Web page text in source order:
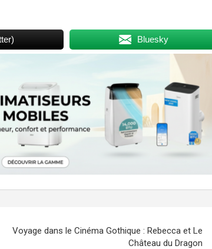
Bluesky
Voyage dans le Cinéma Gothique : Rebecca et Le
Château du Dragon